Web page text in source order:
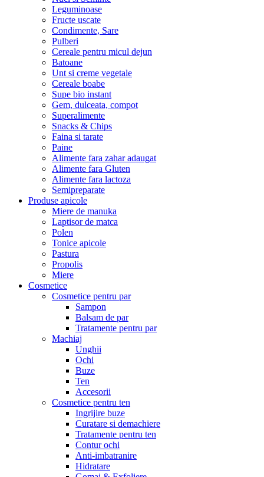
Leguminoase
Fructe uscate
Condimente, Sare
Pulberi
Cereale pentru micul dejun
Batoane
Unt si creme vegetale
Cereale boabe
Supe bio instant
Gem, dulceata, compot
Superalimente
Snacks & Chips
Faina si tarate
Paine
Alimente fara zahar adaugat
Alimente fara Gluten
Alimente fara lactoza
Semipreparate
Produse apicole
Miere de manuka
Laptisor de matca
Polen
Tonice apicole
Pastura
Propolis
Miere
Cosmetice
Cosmetice pentru par
Sampon
Balsam de par
Tratamente pentru par
Machiaj
Unghii
Ochi
Buze
Ten
Accesorii
Cosmetice pentru ten
Ingrijire buze
Curatare si demachiere
Tratamente pentru ten
Contur ochi
Anti-imbatranire
Hidratare